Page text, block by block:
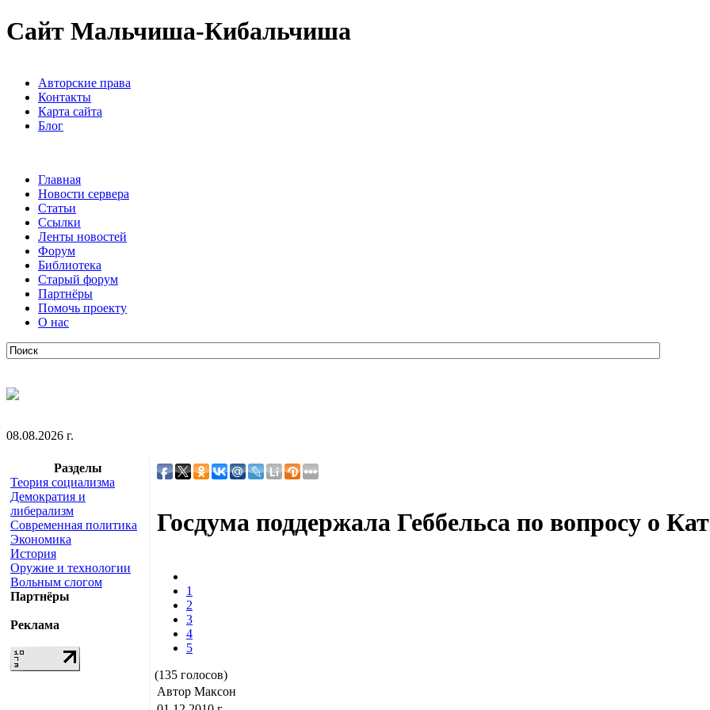
Сайт Мальчиша-Кибальчиша
Авторские права
Контакты
Карта сайта
Блог
Главная
Новости сервера
Статьи
Ссылки
Ленты новостей
Форум
Библиотека
Старый форум
Партнёры
Помочь проекту
О нас
08.08.2026 г.
Разделы
Теория социализма
Демократия и
либерализм
Современная политика
Экономика
История
Оружие и технологии
Вольным слогом
Партнёры
Реклама
Госдума поддержала Геббельса по вопросу о
1
2
3
4
5
(135 голосов)
Автор Максон